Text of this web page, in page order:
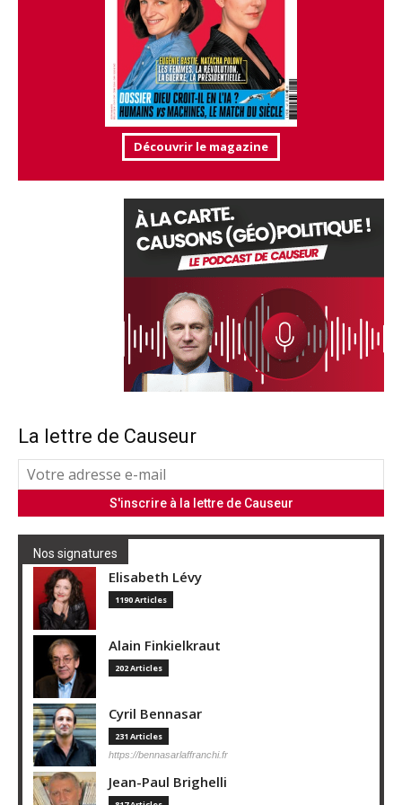
Découvrir le magazine
La lettre de Causeur
Nos signatures
Elisabeth Lévy
1190 Articles
Alain Finkielkraut
202 Articles
Cyril Bennasar
231 Articles
https://bennasarlaffranchi.fr
Jean-Paul Brighelli